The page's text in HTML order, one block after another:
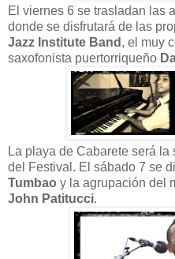
El viernes 6 se trasladan las
donde se disfrutará de las
Jazz Institute Band , el muy
saxofonista puertorriqueño
La playa de Cabarete será
del Festival. El sábado 7 se
Tumbao y la agrupación del
John Patitucci.